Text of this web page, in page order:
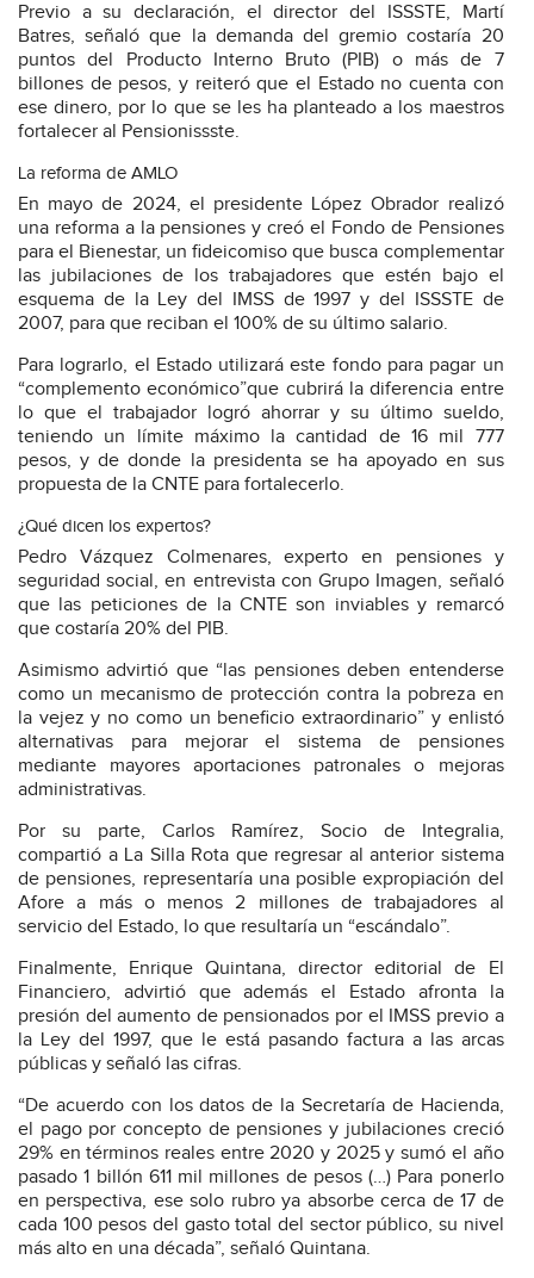
Previo a su declaración, el director del ISSSTE, Martí
Batres, señaló que la demanda del gremio costaría 20
puntos del Producto Interno Bruto (PIB) o más de 7
billones de pesos, y reiteró que el Estado no cuenta con
ese dinero, por lo que se les ha planteado a los maestros
fortalecer al Pensionissste.
La reforma de AMLO
En mayo de 2024, el presidente López Obrador realizó
una reforma a la pensiones y creó el Fondo de Pensiones
para el Bienestar, un fideicomiso que busca complementar
las jubilaciones de los trabajadores que estén bajo el
esquema de la Ley del IMSS de 1997 y del ISSSTE de
2007, para que reciban el 100% de su último salario.
Para lograrlo, el Estado utilizará este fondo para pagar un
“complemento económico”que cubrirá la diferencia entre
lo que el trabajador logró ahorrar y su último sueldo,
teniendo un límite máximo la cantidad de 16 mil 777
pesos, y de donde la presidenta se ha apoyado en sus
propuesta de la CNTE para fortalecerlo.
¿Qué dicen los expertos?
Pedro Vázquez Colmenares, experto en pensiones y
seguridad social, en entrevista con Grupo Imagen, señaló
que las peticiones de la CNTE son inviables y remarcó
que costaría 20% del PIB.
Asimismo advirtió que “las pensiones deben entenderse
como un mecanismo de protección contra la pobreza en
la vejez y no como un beneficio extraordinario” y enlistó
alternativas para mejorar el sistema de pensiones
mediante mayores aportaciones patronales o mejoras
administrativas.
Por su parte, Carlos Ramírez, Socio de Integralia,
compartió a La Silla Rota que regresar al anterior sistema
de pensiones, representaría una posible expropiación del
Afore a más o menos 2 millones de trabajadores al
servicio del Estado, lo que resultaría un “escándalo”.
Finalmente, Enrique Quintana, director editorial de El
Financiero, advirtió que además el Estado afronta la
presión del aumento de pensionados por el IMSS previo a
la Ley del 1997, que le está pasando factura a las arcas
públicas y señaló las cifras.
“De acuerdo con los datos de la Secretaría de Hacienda,
el pago por concepto de pensiones y jubilaciones creció
29% en términos reales entre 2020 y 2025 y sumó el año
pasado 1 billón 611 mil millones de pesos (…) Para ponerlo
en perspectiva, ese solo rubro ya absorbe cerca de 17 de
cada 100 pesos del gasto total del sector público, su nivel
más alto en una década”, señaló Quintana.